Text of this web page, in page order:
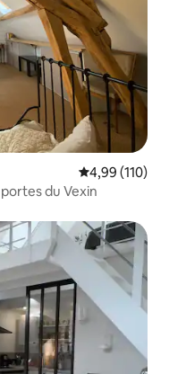
Évaluation
4,99 (110)
de Loupiotte aux portes du Vexin